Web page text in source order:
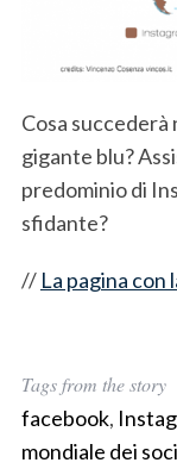
Cosa succederà
gigante blu?
predominio di
sfidante?
// La pagina con
Tags from the story
facebook,
mondiale dei